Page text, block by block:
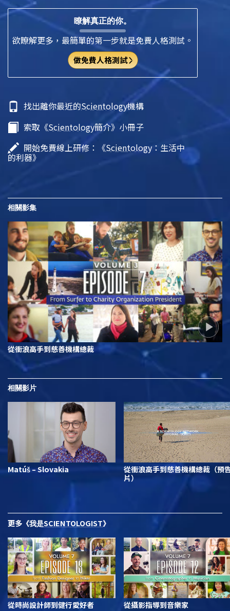
瞭解真正的你。
欲瞭解更多，最簡單的第一步就是免費人格測試。
做免費人格測試
找出離你最近的Scientology機構
索取《Scientology簡介》小冊子
開始免費線上研修：《Scientology ：生活中
的利器》
相關影集
從衝浪高手到慈善機構總裁
相關影片
Matúš – Slovakia
從衝浪高手到慈善機構總裁（預
片）
更多 《我是SCIENTOLOGIST》
從時尚設計師到健行愛好者 從攝影指導到音樂家